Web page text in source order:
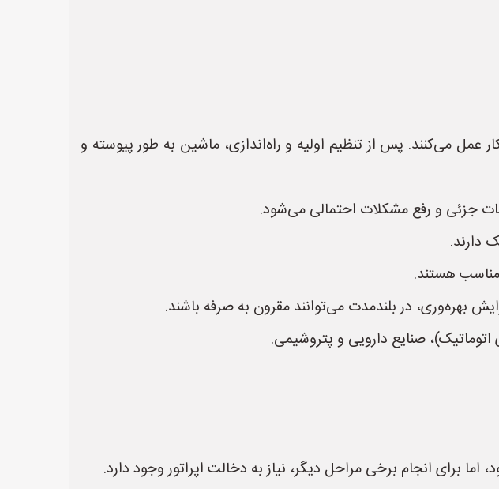
می‌کنند. پس از تنظیم اولیه و راه‌اندازی، ماشین به طور پیوسته و
جزئی و رفع مشکلات احتمالی می‌شود.
دارند.
مناسب هستند.
بهره‌وری، در بلندمدت می‌توانند مقرون به صرفه باشند.
صنایع دارویی و پتروشیمی.
برای انجام برخی مراحل دیگر، نیاز به دخالت اپراتور وجود دارد.